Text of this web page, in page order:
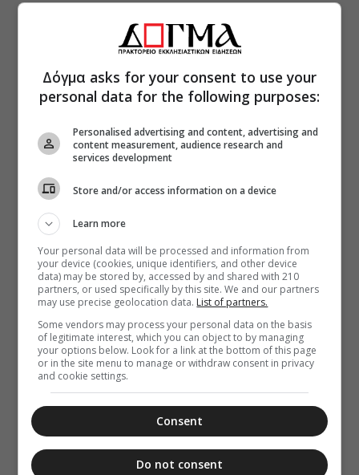
Δόγμα asks for your consent to use your
personal data for the following purposes:
Personalised advertising and content, advertising and
content measurement, audience research and
services development
Store and/or access information on a device
Learn more
Your personal data will be processed and information from
your device (cookies, unique identifiers, and other device
data) may be stored by, accessed by and shared with 210
partners, or used specifically by this site. We and our partners
may use precise geolocation data. List of partners.
Some vendors may process your personal data on the basis
of legitimate interest, which you can object to by managing
your options below. Look for a link at the bottom of this page
or in the site menu to manage or withdraw consent in privacy
and cookie settings.
Consent
Do not consent